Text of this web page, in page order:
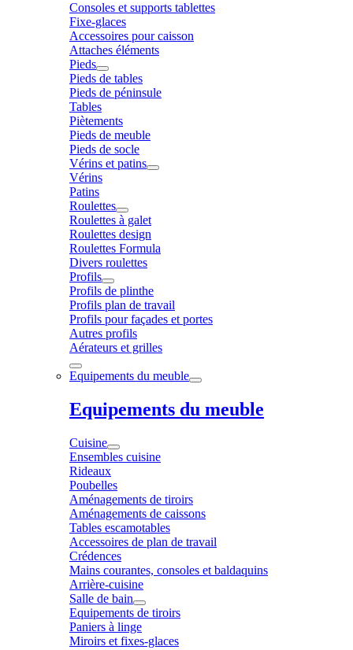
Consoles et supports tablettes
Fixe-glaces
Accessoires pour caisson
Attaches éléments
Pieds
Pieds de tables
Pieds de péninsule
Tables
Piètements
Pieds de meuble
Pieds de socle
Vérins et patins
Vérins
Patins
Roulettes
Roulettes à galet
Roulettes design
Roulettes Formula
Divers roulettes
Profils
Profils de plinthe
Profils plan de travail
Profils pour façades et portes
Autres profils
Aérateurs et grilles
Equipements du meuble
Equipements du meuble
Cuisine
Ensembles cuisine
Rideaux
Poubelles
Aménagements de tiroirs
Aménagements de caissons
Tables escamotables
Accessoires de plan de travail
Crédences
Mains courantes, consoles et baldaquins
Arrière-cuisine
Salle de bain
Equipements de tiroirs
Paniers à linge
Miroirs et fixes-glaces